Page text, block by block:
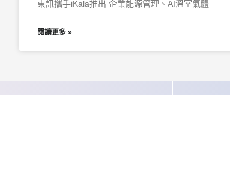
東訊攜手iKala推出 企業能源管理、AI溫室氣體
閱讀更多 »